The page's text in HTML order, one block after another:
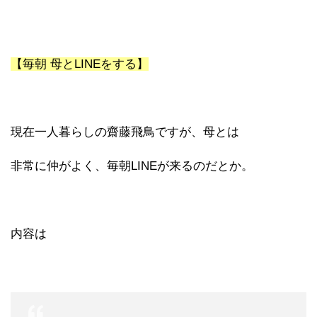
【毎朝 母とLINEをする】
現在一人暮らしの齋藤飛鳥ですが、母とは
非常に仲がよく、毎朝LINEが来るのだとか。
内容は